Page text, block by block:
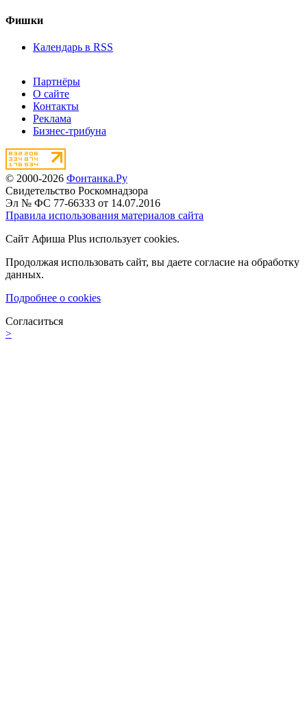
Фишки
Календарь в RSS
Партнёры
О сайте
Контакты
Реклама
Бизнес-трибуна
© 2000-2026 Фонтанка.Ру
Свидетельство Роскомнадзора
Эл № ФС 77-66333 от 14.07.2016
Правила использования материалов сайта
Сайт Афиша Plus использует cookies.
Продолжая использовать сайт, вы даете согласие на обработку
данных.
Подробнее о cookies
Согласиться
>